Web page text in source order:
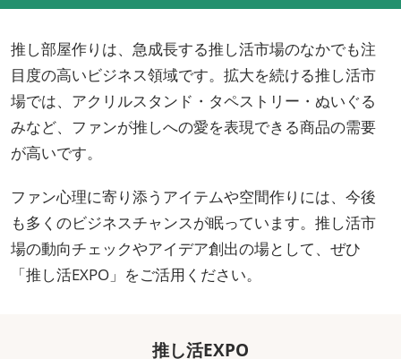
推し部屋作りは、急成長する推し活市場のなかでも注
目度の高いビジネス領域です。拡大を続ける推し活市
場では、アクリルスタンド・タペストリー・ぬいぐる
みなど、ファンが推しへの愛を表現できる商品の需要
が高いです。
ファン心理に寄り添うアイテムや空間作りには、今後
も多くのビジネスチャンスが眠っています。推し活市
場の動向チェックやアイデア創出の場として、ぜひ
「推し活EXPO」をご活用ください。
推し活EXPO